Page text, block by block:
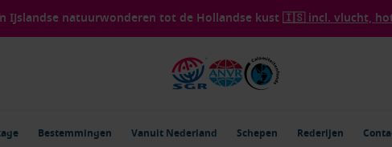
IJslandse natuurwonderen tot de Hollandse kust 🇮🇸 incl. vlucht,
Bestemmingen Vanuit Nederland Schepen Rederijen